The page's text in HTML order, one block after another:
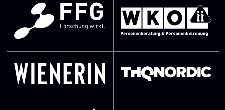
SVG Datei SVG Datei
SVG Datei SVG Datei